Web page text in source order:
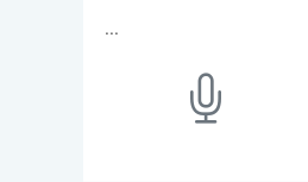
...